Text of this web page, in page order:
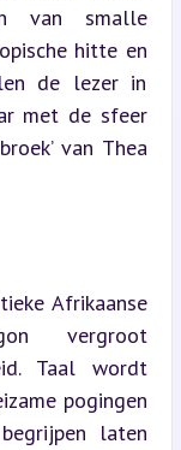
van smalle
hitte en
de lezer in
met de sfeer
van Thea
Afrikaanse
vergroot
Taal wordt
pogingen
laten